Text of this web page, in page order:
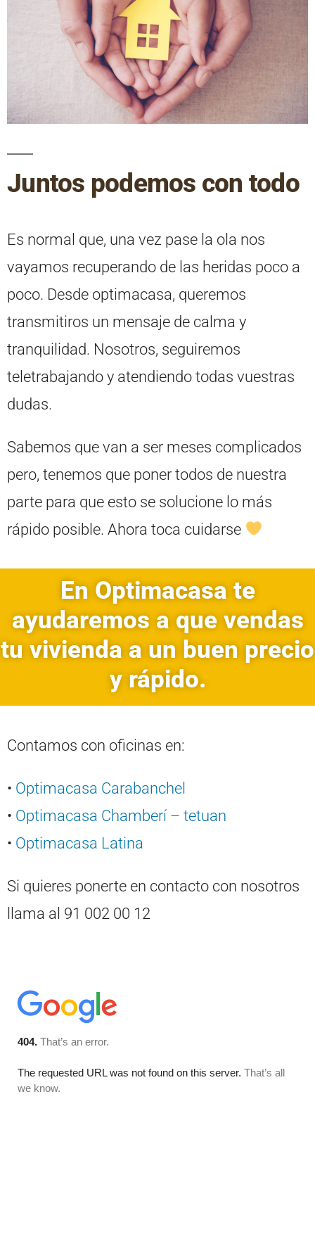
Juntos podemos con todo
Es normal que, una vez pase la ola nos
vayamos recuperando de las heridas poco a
poco. Desde optimacasa, queremos
transmitiros un mensaje de calma y
tranquilidad. Nosotros, seguiremos
teletrabajando y atendiendo todas vuestras
dudas.
Sabemos que van a ser meses complicados
pero, tenemos que poner todos de nuestra
parte para que esto se solucione lo más
rápido posible. Ahora toca cuidarse
En Optimacasa te
ayudaremos a que vendas
tu vivienda a un buen precio
y rápido.
Contamos con oficinas en:
• Optimacasa Carabanchel
• Optimacasa Chamberí – tetuan
• Optimacasa Latina
Si quieres ponerte en contacto con nosotros
llama al 91 002 00 12